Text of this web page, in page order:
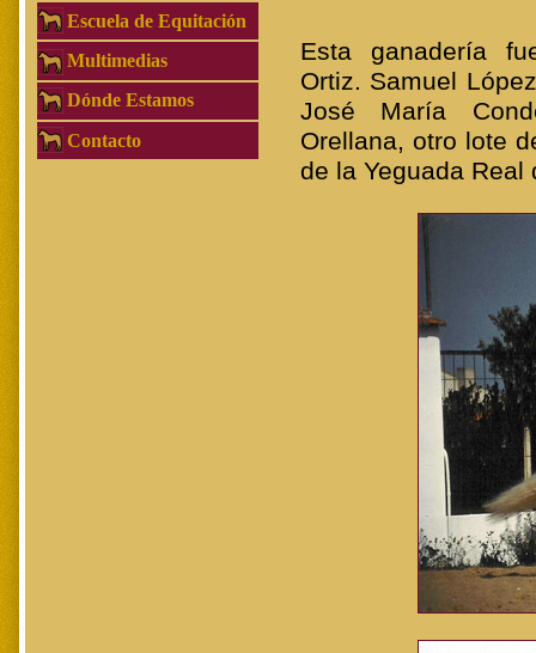
Esta ganadería
Ortiz. Samuel
José María
Orellana, otro lote
de la Yeguada Real
Escuela de Equitación
Multimedias
Dónde Estamos
Contacto